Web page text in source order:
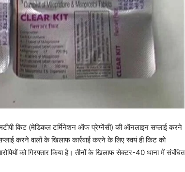
किट (मेडिकल टर्मिनेशन ऑफ प्रेग्नेंसी) की ऑनलाइन सप्लाई करने
करने वालों के खिलाफ कार्रवाई करने के लिए स्वयं ही किट को
को गिरफ्तार किया है। तीनों के खिलाफ सेक्टर-40 थाना में संबंधित